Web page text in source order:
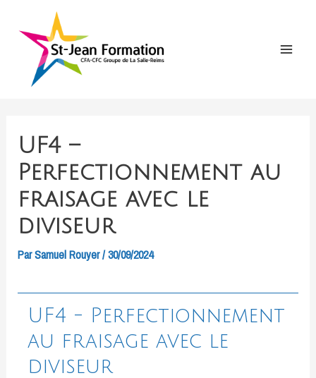
contenu
UF4 –
Perfectionnement au
fraisage avec le
diviseur
ParSamuel Rouyer/30/09/2024
UF4 - Perfectionnement
au fraisage avec le
diviseur